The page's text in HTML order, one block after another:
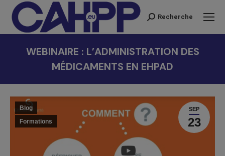
Recherche
Recherche
WEBINAIRE : L’ADMINISTRATION DES
MÉDICAMENTS EN EHPAD
SEP
23
Blog
Formations